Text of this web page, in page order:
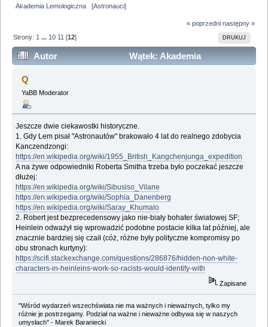
Akademia Lemologiczna   [Astronauci]
« poprzedni następny »
DRUKUJ
Strony: 1 ... 10 11 [12]
Autor
Wątek: Akademia
Lemologiczna [Astronauci] (Przeczytany 541764 razy)
Q
YaBB Moderator
Jeszcze dwie ciekawostki historyczne.
1. Gdy Lem pisał "Astronautów" brakowało 4 lat do realnego zdobycia
Kanczendzongi:
https://en.wikipedia.org/wiki/1955_British_Kangchenjunga_expedition
A na żywe odpowiedniki Roberta Smitha trzeba było poczekać jeszcze
dłużej:
https://en.wikipedia.org/wiki/Sibusiso_Vilane
https://en.wikipedia.org/wiki/Sophia_Danenberg
https://en.wikipedia.org/wiki/Saray_Khumalo
2. Robert jest bezprecedensowy jako nie-biały bohater światowej SF;
Heinlein odważył się wprowadzić podobne postacie kilka lat później, ale
znacznie bardziej się czaił (cóż, różne były polityczne kompromisy po
obu stronach kurtyny):
https://scifi.stackexchange.com/questions/286876/hidden-non-white-
characters-in-heinleins-work-so-racists-would-identify-with
Zapisane
"Wśród wydarzeń wszechświata nie ma ważnych i nieważnych, tylko my
różnie je postrzegamy. Podział na ważne i nieważne odbywa się w naszych
umysłach" - Marek Baraniecki